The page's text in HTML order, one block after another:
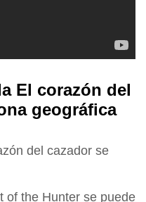
El corazón del
geográfica
del cazador se
of the Hunter se puede